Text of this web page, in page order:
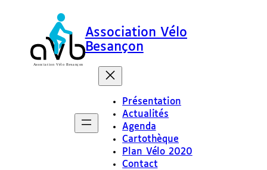
Association Vélo
Besançon
Présentation
Actualités
Agenda
Cartothèque
Plan Vélo 2020
Contact